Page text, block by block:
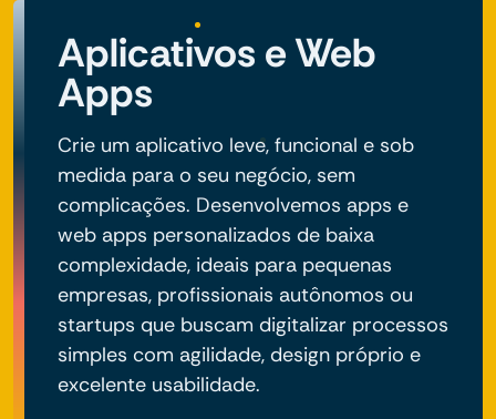
Aplicativos e Web
Apps
Crie um aplicativo leve, funcional e sob
medida para o seu negócio, sem
complicações. Desenvolvemos apps e
web apps personalizados de baixa
complexidade, ideais para pequenas
empresas, profissionais autônomos ou
startups que buscam digitalizar processos
simples com agilidade, design próprio e
excelente usabilidade.